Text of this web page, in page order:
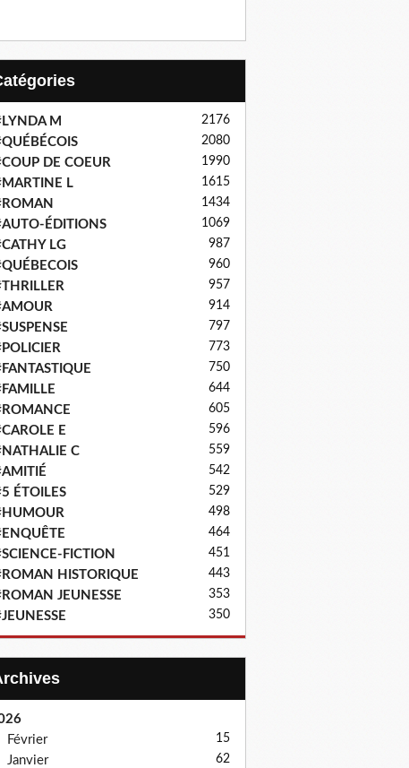
Catégories
M 2176
2080
DE COEUR 1990
L 1615
1434
ÉDITIONS 1069
LG 987
960
957
914
797
773
750
644
605
E 596
C 559
542
ÉTOILES 529
498
464
FICTION 451
HISTORIQUE 443
JEUNESSE 353
350
Archives
Février
15
Janvier 62